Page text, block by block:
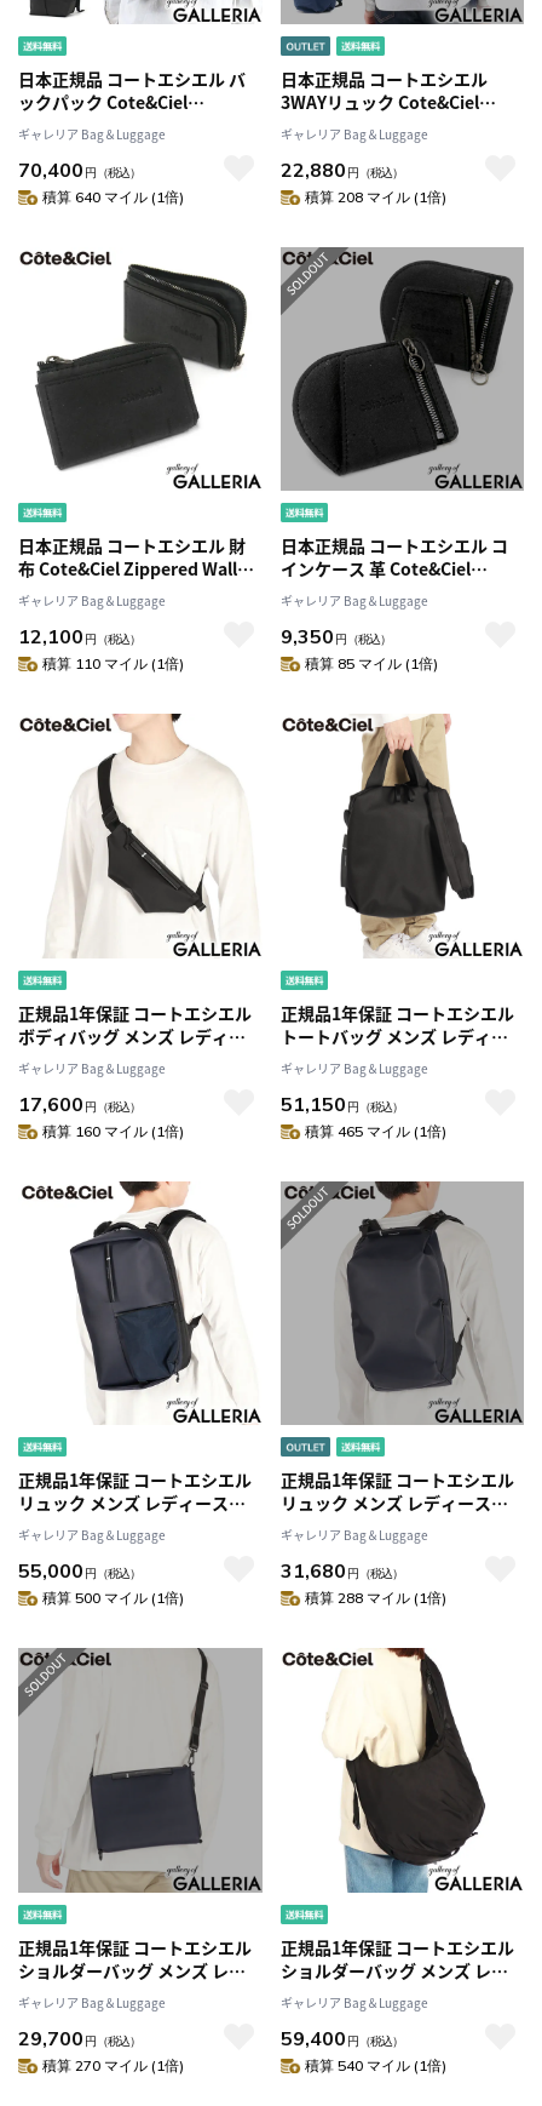
日本正規品 コートエシエル バ
ックパック Cote&Ciel
SORMONNE OBSIDIAN
BLACK リュック 通勤 A4 B4 PC
撥水 大容量 メンズ レディース
ブラック
ギャレリア Bag＆Luggage
70,400 円 （税込）
積算 640 マイル (1倍)
日本正規品 コートエシエル
3WAYリュック Cote&Ciel
TYCHO SOFT リュックサック
バックパック 3WAY ショルダー
バッグ トートバッグ A4 ノート
PC 13インチ 撥水 通勤 メンズ
ギャレリア Bag＆Luggage
22,880 円 （税込）
積算 208 マイル (1倍)
日本正規品 コートエシエル 財
布 Cote&Ciel Zippered Wallet
Recycled Leather ミニ財布 革
L字ファスナー ブランド メンズ
レディース 28951
ギャレリア Bag＆Luggage
12,100 円 （税込）
積算 110 マイル (1倍)
日本正規品 コートエシエル コ
インケース 革 Cote&Ciel
Zippered Coin Purse
Recycled Leather 小銭入れ 財
布 ミニ財布 薄い コンパクト ブ
ランド メンズ レディース
ギャレリア Bag＆Luggage
9,350 円 （税込）
積算 85 マイル (1倍)
正規品1年保証 コートエシエル
ボディバッグ メンズ レディー
ス Cote&Ciel ブランド かっこ
いい 小さめ 小さい ミニショル
ダーバッグ 斜めがけバッグ ウ
エストバッグ 黒 2.6L Adda
ギャレリア Bag＆Luggage
17,600 円 （税込）
積算 160 マイル (1倍)
正規品1年保証 コートエシエル
トートバッグ メンズ レディー
ス 大きめ A4 ファスナー付き
Cote&Ciel 通勤 軽量 軽い ブラ
ンド 縦型 縦 ナイロン 2WAY 斜
めがけ タブレット 17.5L Rour
ギャレリア Bag＆Luggage
51,150 円 （税込）
積算 465 マイル (1倍)
正規品1年保証 コートエシエル
リュック メンズ レディース
Cote&Ciel バックパック 小さめ
小さい 通勤 カジュアル ビジネ
ス おしゃれ ブランド 大人 A4
18L PC 14インチ Sormonne
ギャレリア Bag＆Luggage
55,000 円 （税込）
積算 500 マイル (1倍)
正規品1年保証 コートエシエル
リュック メンズ レディース
Cote&Ciel バックパック 小さめ
小さい 通勤 カジュアル ビジネ
ス おしゃれ ブランド 大人 A4
18L PC 16インチ Saru Sleek
ギャレリア Bag＆Luggage
31,680 円 （税込）
積算 288 マイル (1倍)
正規品1年保証 コートエシエル
ショルダーバッグ メンズ レデ
ィース 斜めがけバッグ ブラン
ド Cote&Ciel 斜めがけ 大人 軽
量 4L A5 小さめ ナイロン タブ
レット コンパクト 2層 おしゃれ
ギャレリア Bag＆Luggage
29,700 円 （税込）
積算 270 マイル (1倍)
正規品1年保証 コートエシエル
ショルダーバッグ メンズ レデ
ィース 斜めがけバッグ
Cote&Ciel バッグ 大人 ブラン
ド ナイロン 大きめ 撥水 斜めが
け かっこいい 黒 A4 25L Hyco
ギャレリア Bag＆Luggage
59,400 円 （税込）
積算 540 マイル (1倍)